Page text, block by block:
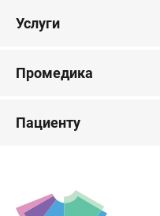
Услуги
Промедика
Пациенту